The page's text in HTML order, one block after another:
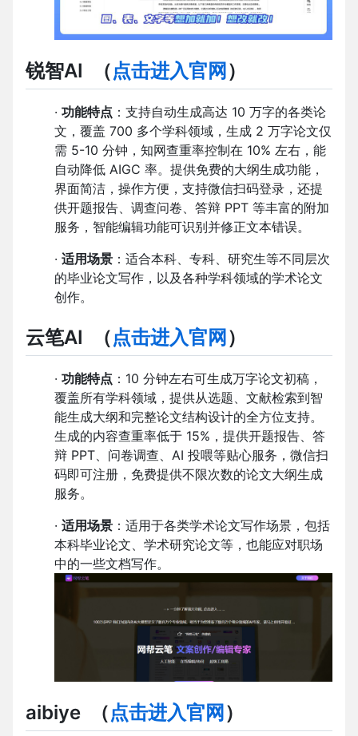
锐智AI （点击进入官网 ）
· 功能特点 ：支持自动生成高达 10 万字的各类论
文，覆盖 700 多个学科领域，生成 2 万字论文仅
需 5-10 分钟，知网查重率控制在 10% 左右，能
自动降低 AIGC 率。提供免费的大纲生成功能，
界面简洁，操作方便，支持微信扫码登录，还提
供开题报告、调查问卷、答辩 PPT 等丰富的附加
服务，智能编辑功能可识别并修正文本错误。
· 适用场景 ：适合本科、专科、研究生等不同层次
的毕业论文写作，以及各种学科领域的学术论文
创作。
云笔AI （点击进入官网 ）
· 功能特点 ：10 分钟左右可生成万字论文初稿，
覆盖所有学科领域，提供从选题、文献检索到智
能生成大纲和完整论文结构设计的全方位支持。
生成的内容查重率低于 15%，提供开题报告、答
辩 PPT、问卷调查、AI 投喂等贴心服务，微信扫
码即可注册，免费提供不限次数的论文大纲生成
服务。
· 适用场景 ：适用于各类学术论文写作场景，包括
本科毕业论文、学术研究论文等，也能应对职场
中的一些文档写作。
aibiye （点击进入官网 ）